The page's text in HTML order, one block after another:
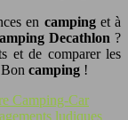
en camping et à
Decathlon?
et de comparer les
camping !
Camping-Car
ludiques